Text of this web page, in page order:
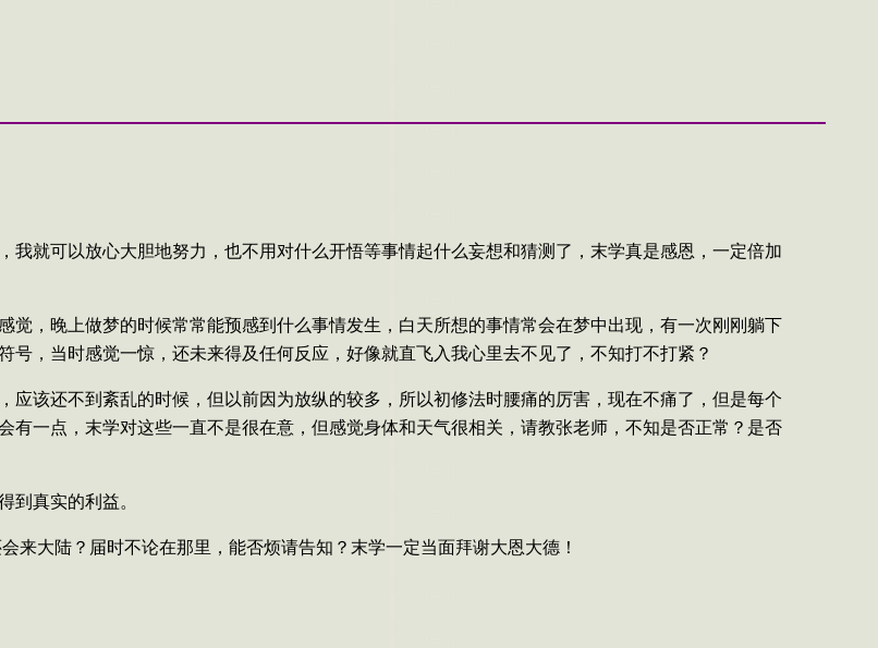
我就可以放心大胆地努力，也不用对什么开悟等事情起什么妄想和猜测了，末学真是感恩，一定倍加
觉，晚上做梦的时候常常能预感到什么事情发生，白天所想的事情常会在梦中出现，有一次刚刚躺下
，当时感觉一惊，还未来得及任何反应，好像就直飞入我心里去不见了，不知打不打紧？
应该还不到紊乱的时候，但以前因为放纵的较多，所以初修法时腰痛的厉害，现在不痛了，但是每个
有一点，末学对这些一直不是很在意，但感觉身体和天气很相关，请教张老师，不知是否正常？是否
到真实的利益。
来大陆？届时不论在那里，能否烦请告知？末学一定当面拜谢大恩大德！